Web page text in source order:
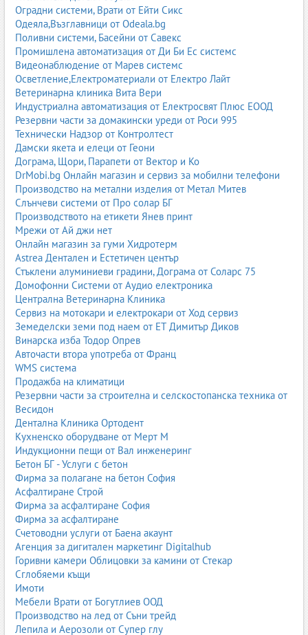
Оградни системи, Врати от Ейти Сикс
Одеяла,Възглавници от Odeala.bg
Поливни системи, Басейни от Савекс
Промишлена автоматизация от Ди Би Ес системс
Видеонаблюдение от Марев системс
Осветление,Електроматериали от Електро Лайт
Ветеринарна клиника Вита Вери
Индустриална автоматизация от Електросвят Плюс ЕООД
Резервни части за домакински уреди от Роси 995
Технически Надзор от Контролтест
Дамски якета и елеци от Геони
Дограма, Щори, Парапети от Вектор и Ко
DrMobi.bg Онлайн магазин и сервиз за мобилни телефони
Производство на метални изделия от Метал Митев
Слънчеви системи от Про солар БГ
Производството на етикети Янев принт
Мрежи от Ай джи нет
Онлайн магазин за гуми Хидротерм
Astrea Дентален и Естетичен център
Стъклени алуминиеви градини, Дограма от Соларс 75
Домофонни Системи от Аудио електроника
Централна Ветеринарна Клиника
Сервиз на мотокари и електрокари от Ход сервиз
Земеделски земи под наем от ЕТ Димитър Диков
Винарска изба Тодор Опрев
Авточасти втора употреба от Франц
WMS система
Продажба на климатици
Резервни части за строителна и селскостопанска техника от
Весидон
Дентална Клиника Ортодент
Кухненско оборудване от Мерт М
Индукционни пещи от Вал инженеринг
Бетон БГ - Услуги с бетон
Фирма за полагане на бетон София
Асфалтиране Строй
Фирма за асфалтиране София
Фирма за асфалтиране
Счетоводни услуги от Баена акаунт
Агенция за дигитален маркетинг Digitalhub
Горивни камери Облицовки за камини от Стекар
Сглобяеми къщи
Имоти
Мебели Врати от Богутлиев ООД
Производство на лед от Съни трейд
Лепила и Аерозоли от Супер глу